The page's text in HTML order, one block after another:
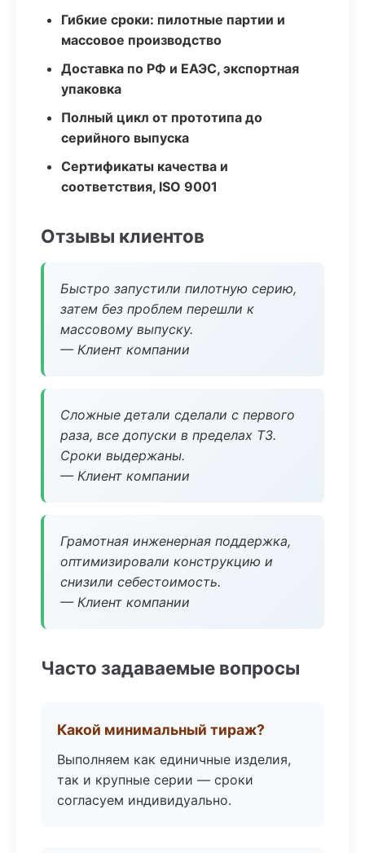
Гибкие сроки: пилотные партии и
массовое производство
Доставка по РФ и ЕАЭС, экспортная
упаковка
Полный цикл от прототипа до
серийного выпуска
Сертификаты качества и
соответствия, ISO 9001
Отзывы клиентов
Быстро запустили пилотную серию,
затем без проблем перешли к
массовому выпуску.
— Клиент компании
Сложные детали сделали с первого
раза, все допуски в пределах ТЗ.
Сроки выдержаны.
— Клиент компании
Грамотная инженерная поддержка,
оптимизировали конструкцию и
снизили себестоимость.
— Клиент компании
Часто задаваемые вопросы
Какой минимальный тираж?
Выполняем как единичные изделия,
так и крупные серии — сроки
согласуем индивидуально.